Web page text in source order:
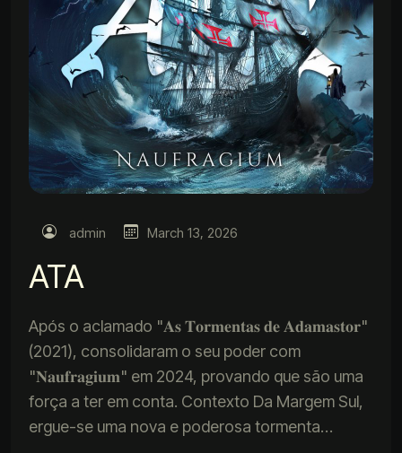
admin March 13, 2026
ATA
Após o aclamado "𝐀𝐬 𝐓𝐨𝐫𝐦𝐞𝐧𝐭𝐚𝐬 𝐝𝐞 𝐀𝐝𝐚𝐦𝐚𝐬𝐭𝐨𝐫"
(2021), consolidaram o seu poder com
"𝐍𝐚𝐮𝐟𝐫𝐚𝐠𝐢𝐮𝐦" em 2024, provando que são uma
força a ter em conta. Contexto Da Margem Sul,
ergue-se uma nova e poderosa tormenta…